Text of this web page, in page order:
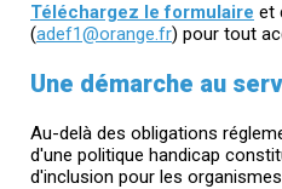
Téléchargez le formulaire et
(adef1@orange.fr) pour tout
Une démarche au
Au-delà des obligations
d'une politique handicap
d'inclusion pour les